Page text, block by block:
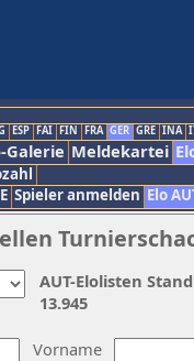
ESP FAI FIN FRA GER GRE INA
Galerie Meldekartei
Spieler anmelden Elo
Vorname
AUT-Elolisten
13.945